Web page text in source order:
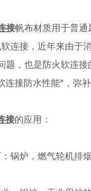
接帆布材质用于普
连接，近年来由于
题，也是防火软连
连接防水性能*，弥
接的应用：
炉，燃气轮机排烟